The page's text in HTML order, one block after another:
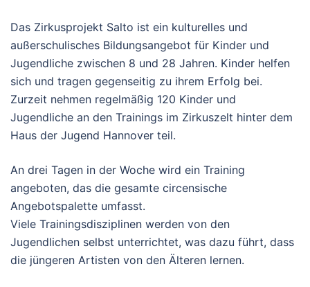
Das Zirkusprojekt Salto ist ein kulturelles und
außerschulisches Bildungsangebot für Kinder und
Jugendliche zwischen 8 und 28 Jahren. Kinder helfen
sich und tragen gegenseitig zu ihrem Erfolg bei.
Zurzeit nehmen regelmäßig 120 Kinder und
Jugendliche an den Trainings im Zirkuszelt hinter dem
Haus der Jugend Hannover teil.
An drei Tagen in der Woche wird ein Training
angeboten, das die gesamte circensische
Angebotspalette umfasst.
Viele Trainingsdisziplinen werden von den
Jugendlichen selbst unterrichtet, was dazu führt, dass
die jüngeren Artisten von den Älteren lernen.